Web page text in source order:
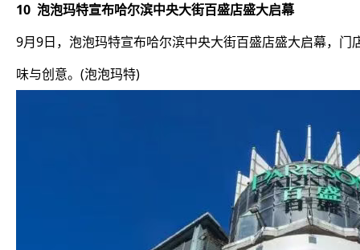
10 泡泡玛特宣布哈尔滨中央大街百盛店盛大启幕
9月9日，泡泡玛特宣布哈尔滨中央大街百盛店盛大启幕，门
味与创意。(泡泡玛特)